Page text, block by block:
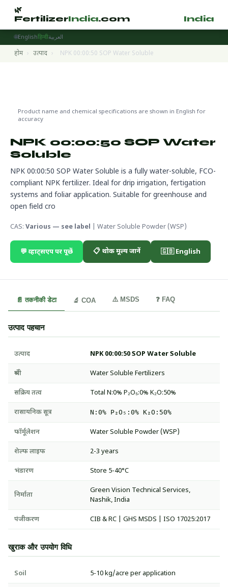
🌿
FertilizerIndia.com India
🌐Englishहिन्दीالعربية
होम › उत्पाद › NPK 00:00:50 SOP Water Soluble
Product name and chemical specifications are shown in English for
accuracy
NPK 00:00:50 SOP Water
Soluble
NPK 00:00:50 SOP Water Soluble is a fully water-soluble, FCO-
compliant NPK fertilizer. Ideal for drip irrigation, fertigation
systems and foliar application. Suitable for greenhouse and
open field cro
CAS: Various — see label | Water Soluble Powder (WSP)
💬 व्हाट्सएप पर पूछें 📋 थोक मूल्य जानें 🇬🇧 English
📄 तकनीकी डेटा 🔬 COA ⚠️ MSDS ❓ FAQ
उत्पाद पहचान
उत्पाद NPK 00:00:50 SOP Water Soluble
श्रेणी Water Soluble Fertilizers
सक्रिय तत्व Total N:0% P₂O₅:0% K₂O:50%
रासायनिक सूत्र N:0% P₂O₅:0% K₂O:50%
फॉर्मूलेशन Water Soluble Powder (WSP)
शेल्फ लाइफ 2-3 years
भंडारण Store 5-40°C
निर्माता
Green Vision Technical Services,
Nashik, India
पंजीकरण CIB & RC | GHS MSDS | ISO 17025:2017
खुराक और उपयोग विधि
Soil 5-10 kg/acre per application